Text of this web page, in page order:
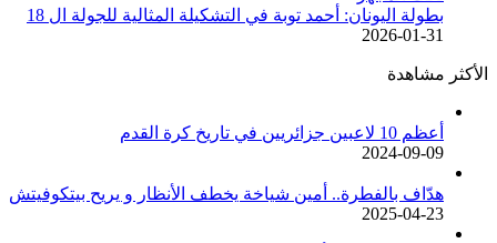
بطولة اليونان: أحمد توبة في التشكيلة المثالية للجولة ال 18
2026-01-31
الأكثر مشاهدة
أعظم 10 لاعبين جزائريين في تاريخ كرة القدم
2024-09-09
هدّاف بالفطرة.. أمين شياخة يخطف الأنظار و يريح بيتكوفيتش
2025-04-23